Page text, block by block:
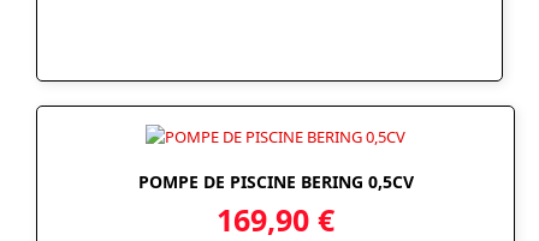
POMPE DE PISCINE BERING 0,5CV
169,90 €